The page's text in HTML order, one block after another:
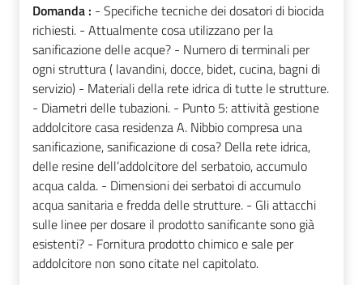
Domanda : - Specifiche tecniche dei dosatori di biocida
richiesti. - Attualmente cosa utilizzano per la
sanificazione delle acque? - Numero di terminali per
ogni struttura ( lavandini, docce, bidet, cucina, bagni di
servizio) - Materiali della rete idrica di tutte le strutture.
- Diametri delle tubazioni. - Punto 5: attività gestione
addolcitore casa residenza A. Nibbio compresa una
sanificazione, sanificazione di cosa? Della rete idrica,
delle resine dell’addolcitore del serbatoio, accumulo
acqua calda. - Dimensioni dei serbatoi di accumulo
acqua sanitaria e fredda delle strutture. - Gli attacchi
sulle linee per dosare il prodotto sanificante sono già
esistenti? - Fornitura prodotto chimico e sale per
addolcitore non sono citate nel capitolato.